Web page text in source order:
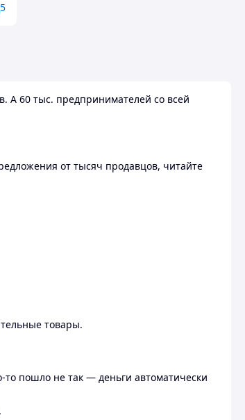
А 60 тыс. предпринимателей со всей
от тысяч продавцов, читайте
товары.
то пошло не так — деньги автоматически